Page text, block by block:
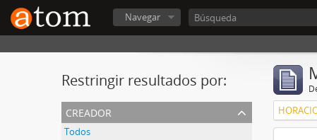
Navegar
Restringir resultados por:
creador
Todos